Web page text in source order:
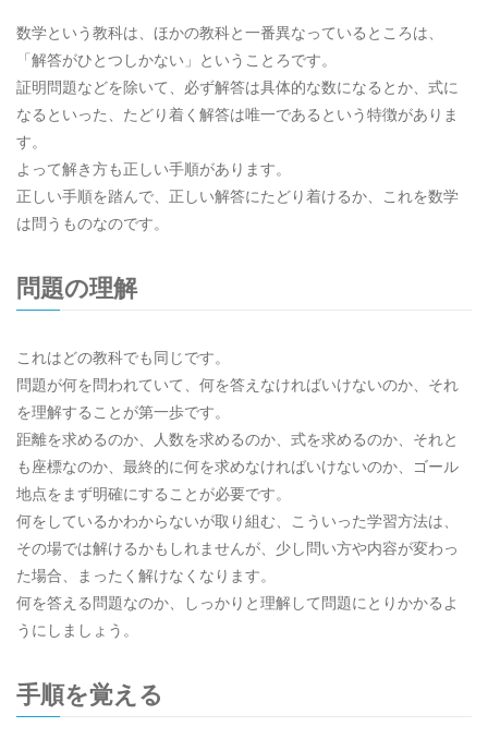
数学という教科は、ほかの教科と一番異なっているところは、
「解答がひとつしかない」ということろです。
証明問題などを除いて、必ず解答は具体的な数になるとか、式に
なるといった、たどり着く解答は唯一であるという特徴がありま
す。
よって解き方も正しい手順があります。
正しい手順を踏んで、正しい解答にたどり着けるか、これを数学
は問うものなのです。
問題の理解
これはどの教科でも同じです。
問題が何を問われていて、何を答えなければいけないのか、それ
を理解することが第一歩です。
距離を求めるのか、人数を求めるのか、式を求めるのか、それと
も座標なのか、最終的に何を求めなければいけないのか、ゴール
地点をまず明確にすることが必要です。
何をしているかわからないが取り組む、こういった学習方法は、
その場では解けるかもしれませんが、少し問い方や内容が変わっ
た場合、まったく解けなくなります。
何を答える問題なのか、しっかりと理解して問題にとりかかるよ
うにしましょう。
手順を覚える